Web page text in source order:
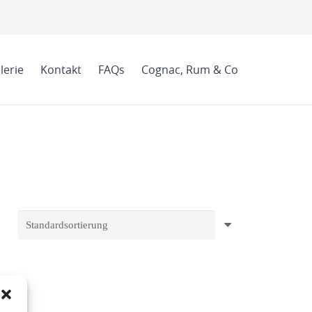
Kontakt FAQs Cognac, Rum & Co